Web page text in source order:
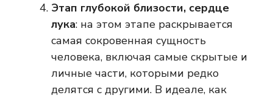
Этап глубокой близости, сердце
лука: на этом этапе раскрывается
самая сокровенная сущность
человека, включая самые скрытые и
личные части, которыми редко
делятся с другими. В идеале, как